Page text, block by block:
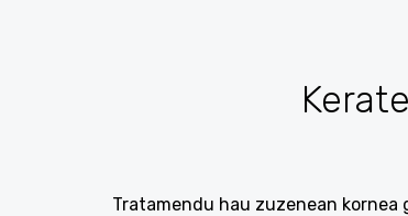
Tratamendu hau zuzenean